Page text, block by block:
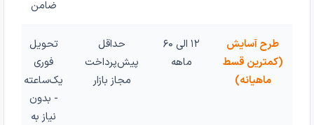
ضامن
طرح آسایش
(کمترین قسط
ماهیانه)
۱۲ الی ۶۰
ماهه
حداقل
پیش‌پرداخت
مجاز بازار
تحویل
فوری
یک‌ساعته
- بدون
نیاز به